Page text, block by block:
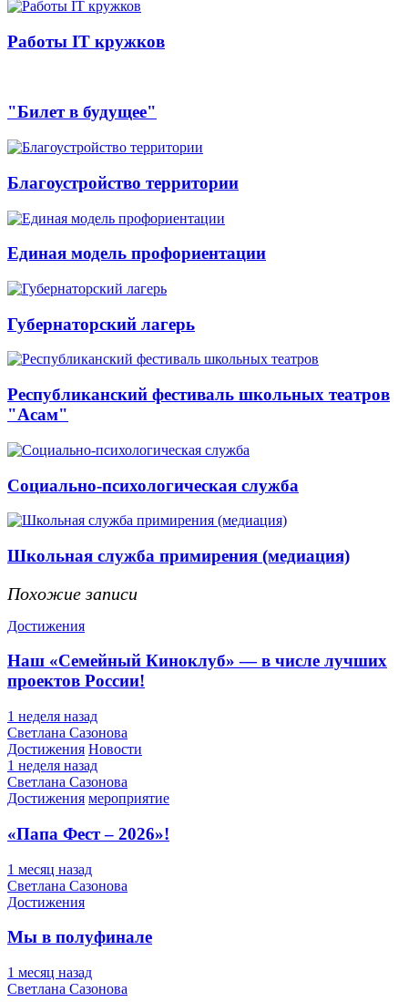
Работы IT кружков
"Билет в будущее"
Благоустройство территории
Единая модель профориентации
Губернаторский лагерь
Республиканский фестиваль школьных театров
"Асам"
Социально-психологическая служба
Школьная служба примирения (медиация)
Похожие записи
Достижения
Наш «Семейный Киноклуб» — в числе лучших
проектов России!
1 неделя назад
Светлана Сазонова
Достижения Новости
1 неделя назад
Светлана Сазонова
Достижения мероприятие
«Папа Фест – 2026»!
1 месяц назад
Светлана Сазонова
Достижения
Мы в полуфинале
1 месяц назад
Светлана Сазонова